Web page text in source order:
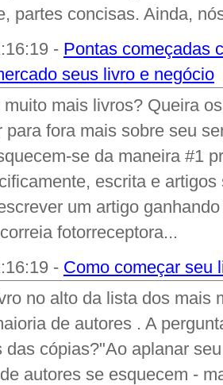
partes concisas. Ainda,
- Pontas começadas
seus livro e negócio
mais livros? Queira
para fora mais sobre seu
se da maneira #1
escrita e
um artigo
fotorreceptora...
- Como começar seu
no alto da lista dos mais
de autores . A
das cópias?"Ao aplanar
autores se esquecem -